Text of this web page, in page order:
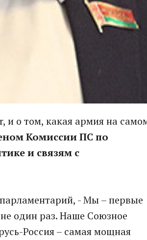
и о том, какая армия на
Комиссии ПС по
и связям с
- Мы – первые
один раз. Наше Союзное
Россия – самая мощная